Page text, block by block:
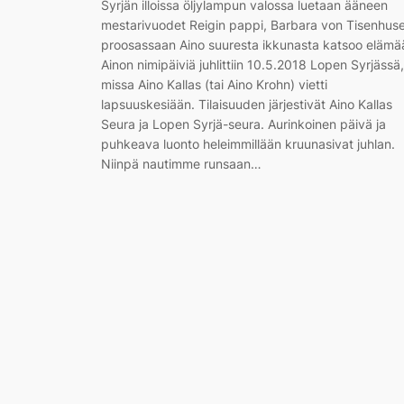
Syrjän illoissa öljylampun valossa luetaan ääneen
mestarivuodet Reigin pappi, Barbara von
proosassaan Aino suuresta ikkunasta katsoo
Ainon nimipäiviä juhlittiin 10.5.2018 Lopen Syrjässä,
missa Aino Kallas (tai Aino Krohn) vietti
lapsuuskesiään. Tilaisuuden järjestivät Aino Kallas
Seura ja Lopen Syrjä-seura. Aurinkoinen päivä ja
puhkeava luonto heleimmillään kruunasivat juhlan.
Niinpä nautimme runsaan…